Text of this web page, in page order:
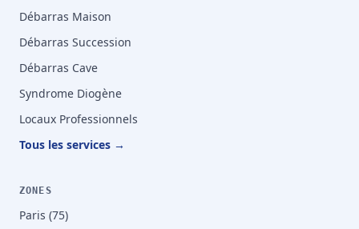
Débarras Maison
Débarras Succession
Débarras Cave
Syndrome Diogène
Locaux Professionnels
Tous les services →
ZONES
Paris (75)